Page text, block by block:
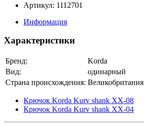
Артикул: 1112701
Информация
Характеристики
Бренд:
Korda
Вид:
одинарный
Страна происхождения: Великобритания
Крючок Korda Kurv shank XX-08
Крючок Korda Kurv shank XX-04